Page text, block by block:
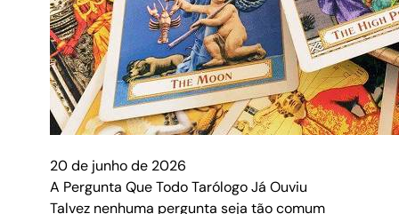
20 de junho de 2026
A Pergunta Que Todo Tarólogo Já Ouviu
Talvez nenhuma pergunta seja tão comum